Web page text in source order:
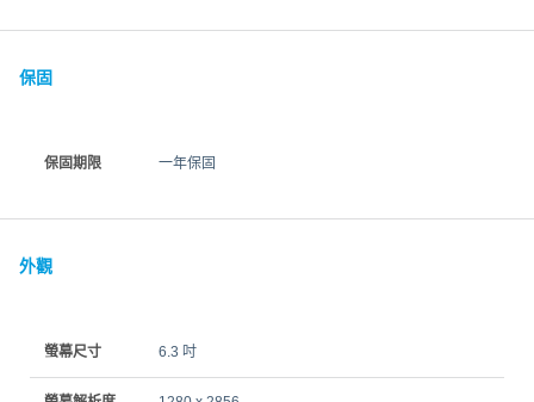
保固
保固期限 一年保固
外觀
螢幕尺寸 6.3 吋